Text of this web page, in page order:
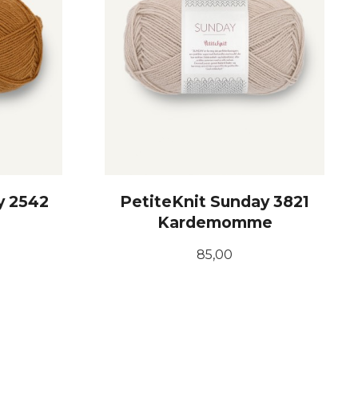
2542
PetiteKnit Sunday 3821
Kardemomme
Pris
85,00